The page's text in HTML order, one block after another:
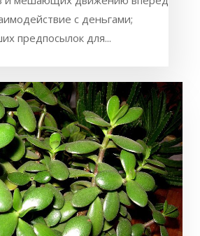
с деньгами;
предпосылок для...